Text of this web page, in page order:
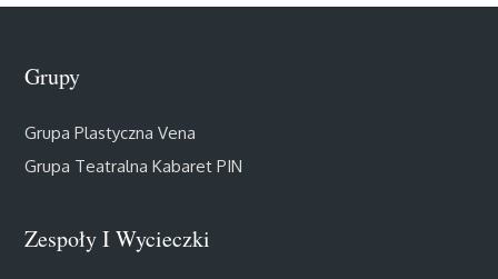
Grupy
Grupa Plastyczna Vena
Grupa Teatralna Kabaret PIN
Zespoły I Wycieczki